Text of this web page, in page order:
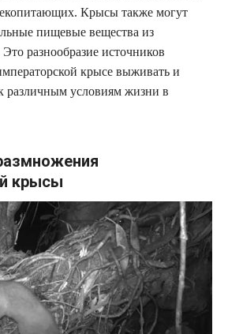
Крысы также могут
пищевые вещества из
разнообразие источников
крысе выживать и
различным условиям жизни в
крысы